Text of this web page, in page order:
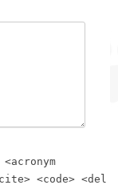
<code> <del